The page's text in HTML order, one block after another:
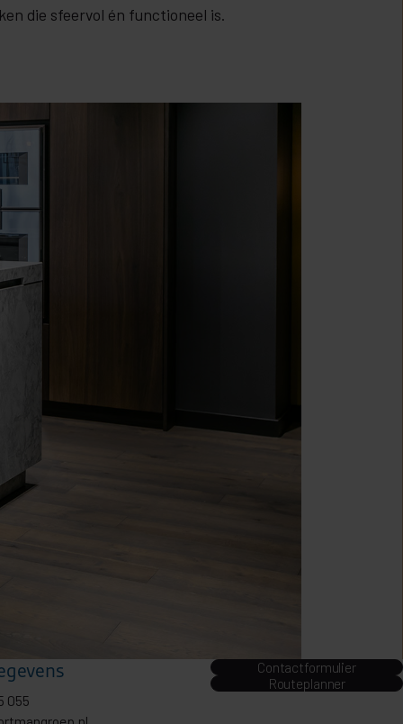
die sfeervol én functioneel is.
055
Contactformulier
Routeplanner